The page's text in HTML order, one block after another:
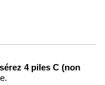
4 piles C (non